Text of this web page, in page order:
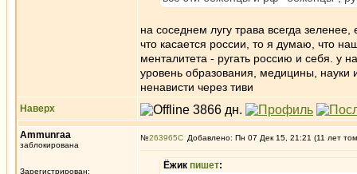
на соседнем лугу трава всегда зеленее,
что касается россии, то я думаю, что
менталитета - ругать россию и себя. у
уровень образования, медицины, науки
ненависти через тиви
Наверх
Ammunraa
заблокирована
Зарегистрирован:
№263965 Добавлено: Пн 07 Дек 15, 21:21 (11 лет
Ёжик пишет: